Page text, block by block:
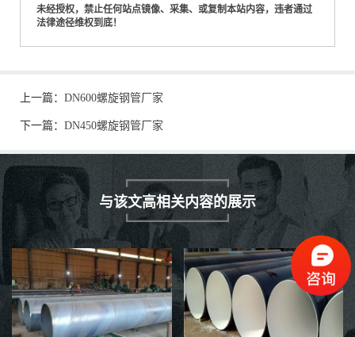
未经授权，禁止任何站点镜像、采集、或复制本站内容，违者通过
法律途径维权到底！
上一篇： DN600螺旋钢管厂家
下一篇： DN450螺旋钢管厂家
与该文高相关内容的展示